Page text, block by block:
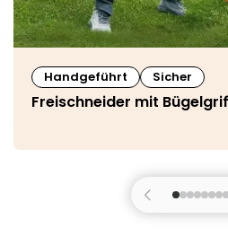
Handgeführt Sicher
Freischneider mit